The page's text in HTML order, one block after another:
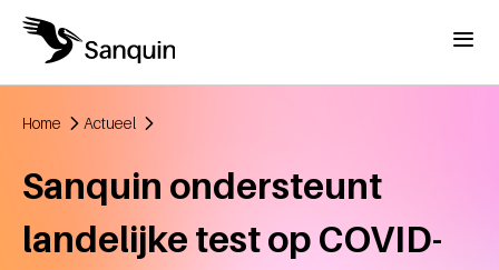
Overslaan en naar de inhoud gaan
Menu
Home Actueel
Sanquin ondersteunt
landelijke test op COVID-